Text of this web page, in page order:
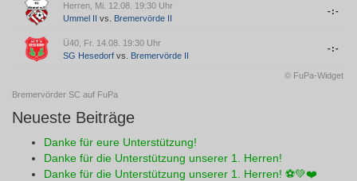
Herren, Mi. 12.08. 19:30 Uhr
Ummel II vs. Bremervörde II
-:-
Ü40, Fr. 14.08. 19:30 Uhr
SG Hesedorf vs. Bremervörde II
-:-
© FuPa-Widget
Bremervörder SC auf FuPa
Neueste Beiträge
Danke für eure Unterstützung!
Danke für die Unterstützung unserer 1. Herren!
Danke für die Unterstützung unserer 1. Herren! ⚽💚❤️